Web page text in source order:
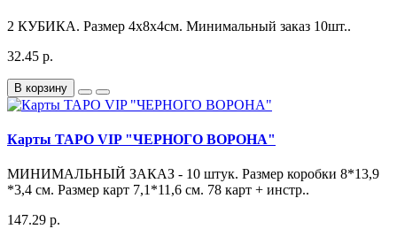
2 КУБИКА. Размер 4х8х4см. Минимальный заказ 10шт..
32.45 р.
В корзину
Карты ТАРО VIP "ЧЕРНОГО ВОРОНА"
МИНИМАЛЬНЫЙ ЗАКАЗ - 10 штук. Размер коробки 8*13,9
*3,4 см. Размер карт 7,1*11,6 см. 78 карт + инстр..
147.29 р.